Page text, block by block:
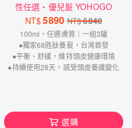
性任選・優兒髮 YOHOGO
NT$5890 NT$6840
100ml，任選膚質｜一組3罐
●獨家68胜肽養髮，台灣首發
●平衡、舒緩，維持頭皮健康環境
●持續使用28天，感受頭皮養護變化
選購